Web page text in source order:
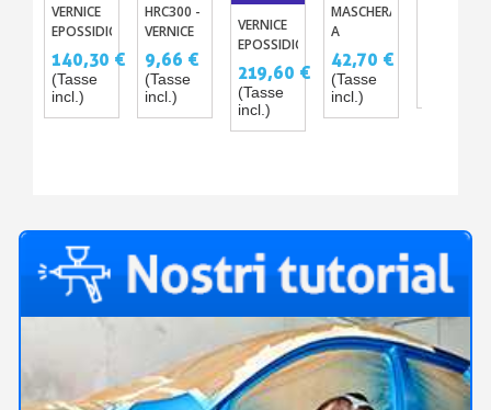
VERNICE
EPOSSIDICA
FOTOLUMINESCENTE
PER
PAVIMENTI
140,30 €
(Tasse
incl.)
HRC300 -
VERNICE
FLUO PER
MODELLISMO
RC E
LEXAN –
9,66 €
(Tasse
incl.)
VERNICE
EPOSSIDICA
FLUORESCENTE
INVISIBILE
ALLA
LUCE
219,60 €
(Tasse
incl.)
MASCHERA
A
CARTUCCE
INTERCAMBIABILI
42,70 €
(Tasse
incl.)